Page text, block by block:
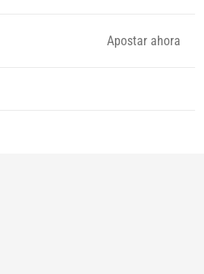
Apostar ahora